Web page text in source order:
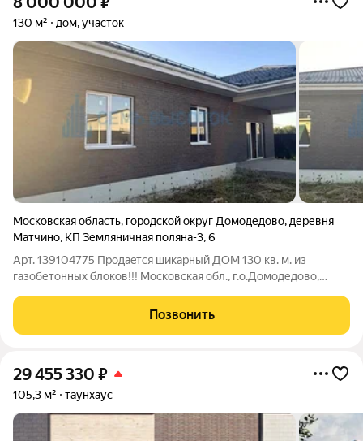
130 м² дом, участок
Московская область, городской округ Домодедово, деревня
Матчино, КП Земляничная поляна-3,6
Арт. 139104775 Пpoдаeтcя шикарный ДОМ 130 кв. м. из
газобетонных блоков!!! Московская обл., г.о.Домодедово,
УЧАСТОК: Участок 5,5 соток, ровный, правильной формы, не
затапливается, есть
Позвонить
29 455 330 ₽
105,3 м² таунхаус